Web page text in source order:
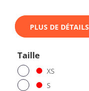
PLUS DE DÉTAILS
Taille
XS
S